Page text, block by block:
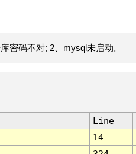
密码不对; 2、mysql未启动。
Line
14